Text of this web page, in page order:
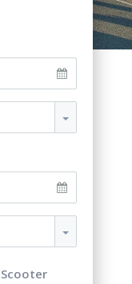
Scooter